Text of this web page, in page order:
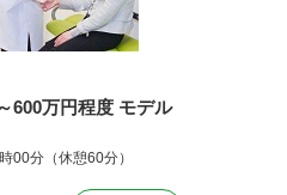
600万円程度 モデル
00分（休憩60分）